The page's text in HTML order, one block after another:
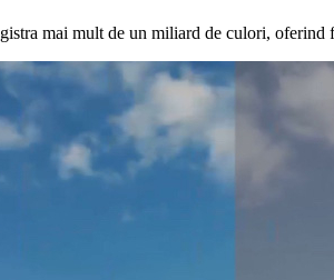
mai mult de un miliard de culori,